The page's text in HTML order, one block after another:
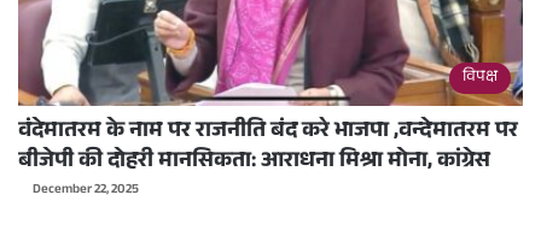
विपक्ष
वंदेमातरम के नाम पर राजनीति बंद करे भाजपा ,वन्देमातरम पर
बीजेपी की दोहरी मानसिकता: आराधना मिश्रा मोना, कांग्रेस
December 22, 2025